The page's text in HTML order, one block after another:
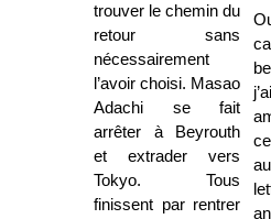
trouver le chemin du
retour sans
nécessairement
l’avoir choisi. Masao
Adachi se fait
arrêter à Beyrouth
et extrader vers
Tokyo. Tous
finissent par rentrer